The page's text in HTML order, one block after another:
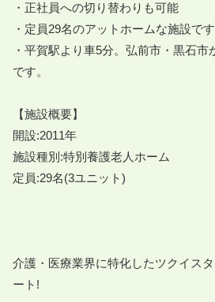
・正社員への切り替わりも可能
・定員29名のアットホームな施設で
・平賀駅より車5分。弘前市・黒石
です。
【施設概要】
開設:2011年
施設種別:特別養護老人ホーム
定員:29名(3ユニット)
介護・医療業界に特化したツクイス
ート!